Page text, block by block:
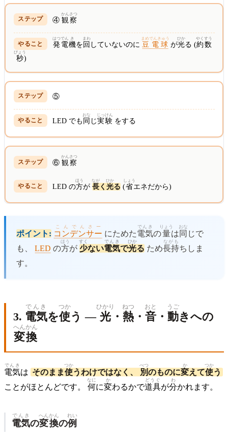
④観察
かんさつ
発電
はつでん
機
き
を回
まわ
していないのに 豆電球
まめでんきゅう
が光
ひか
る (約
やく
数
すう
秒
びょう
)
⑤
LED でも 同
おな
じ実
じっ
験
けん
をする
⑥観察
かんさつ
LED の方
ほう
が長
なが
く光
ひか
る (省
しょう
エネだから)
ポイント: コンデンサー
こんでんさー
にためた電気
でんき
の量
りょう
は同
おな
じで
も、 LED の方
ほう
が 少
すく
ない電気
でんき
で光
ひか
る ため長持
ながも
ちしま
す。
3. 電気
でんき
を使
つか
う — 光
ひかり
・ 熱
ねつ
・ 音
おと
・ 動
うご
きへの
変換
へんかん
電気
でんき
は そのまま使
つか
うわけではなく、 別
べつ
のものに変
か
えて使
つか
う
ことがほとんどです。 何
なに
に変
か
わるかで道具
どうぐ
が分
わ
かれます。
電気
でんき
の変換
へんかん
の例
れい